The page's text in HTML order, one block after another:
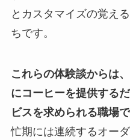
とカスタマイズの覚え
ちです。
これらの体験談からは
にコーヒーを提供する
ビスを求められる職場
忙期には連続するオー